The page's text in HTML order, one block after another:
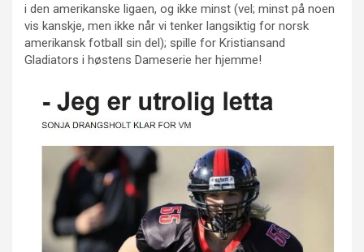
i den amerikanske ligaen, og ikke minst (vel; minst på noen
vis kanskje, men ikke når vi tenker langsiktig for norsk
amerikansk fotball sin del); spille for Kristiansand
Gladiators i høstens Dameserie her hjemme!